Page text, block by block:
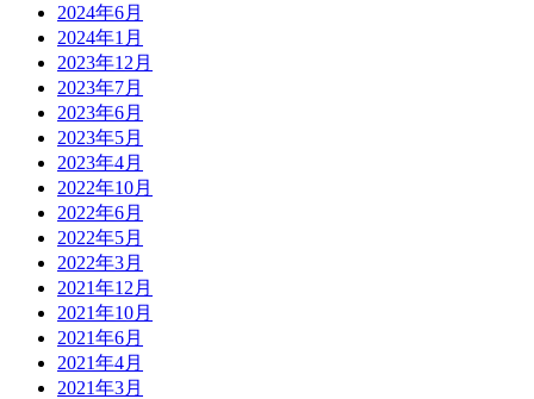
2024年6月
2024年1月
2023年12月
2023年7月
2023年6月
2023年5月
2023年4月
2022年10月
2022年6月
2022年5月
2022年3月
2021年12月
2021年10月
2021年6月
2021年4月
2021年3月